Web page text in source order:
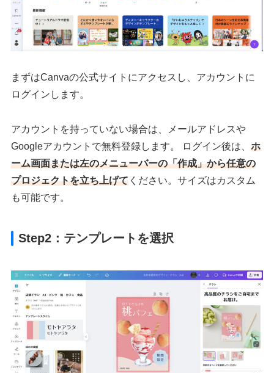
まずはCanvaの公式サイトにアクセスし、アカウントに
ログインします。
アカウントを持っていない場合は、メールアドレスや
Googleアカウントで無料登録します。 ログイン後は、ホ
ーム画面または左のメニューバーの「作成」から任意の
プロジェクトを立ち上げて ください。サイズはカスタム
も可能です。
Step2：テンプレートを選択